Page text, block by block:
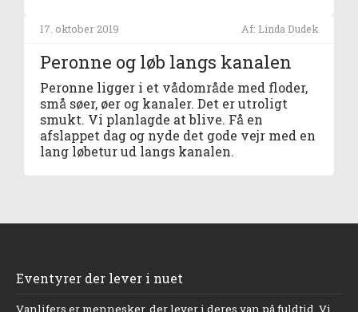
17. oktober 2019 Af: Linda Dudek
Peronne og løb langs kanalen
Peronne ligger i et vådområde med floder,
små søer, øer og kanaler. Det er utroligt
smukt. Vi planlagde at blive. Få en
afslappet dag og nyde det gode vejr med en
lang løbetur ud langs kanalen.
Eventyrer der lever i nuet
Vanlifers er mennesker, der lever i deres van på fuldtid. Vi